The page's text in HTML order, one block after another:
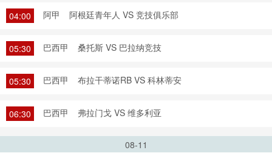
04:00 阿甲 阿根廷青年人 VS 竞技俱乐部
05:30 巴西甲 桑托斯 VS 巴拉纳竞技
05:30 巴西甲 布拉干蒂诺RB VS 科林蒂安
06:30 巴西甲 弗拉门戈 VS 维多利亚
08-11